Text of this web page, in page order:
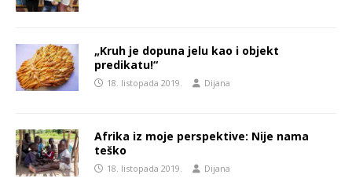
„Kruh je dopuna jelu kao i objekt
predikatu!“
18. listopada 2019. Dijana
Afrika iz moje perspektive: Nije nama
teško
18. listopada 2019. Dijana